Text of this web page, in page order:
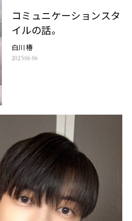
コミュニケーションスタ
イルの話。
白川椿
2025.06.06